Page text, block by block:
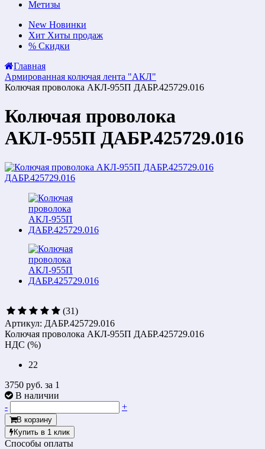
Метизы
New Новинки
Хит Хиты продаж
% Скидки
Главная
Армированная колючая лента "АКЛ"
Колючая проволока АКЛ-955П ДАБР.425729.016
Колючая проволока
АКЛ-955П ДАБР.425729.016
(31)
Артикул: ДАБР.425729.016
Колючая проволока АКЛ-955П ДАБР.425729.016
НДС (%)
22
3750 руб. за 1
В наличии
-
+
В корзину
Купить в 1 клик
Способы оплаты